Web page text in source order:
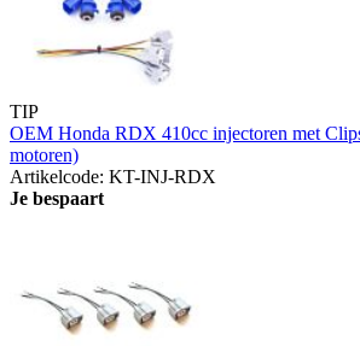
TIP
OEM Honda RDX 410cc injectoren met
motoren)
Artikelcode: KT-INJ-RDX
Je bespaart